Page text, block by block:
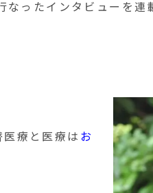
ったインタビューを連
療と医療は お